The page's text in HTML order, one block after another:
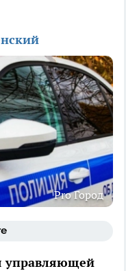
Pro Город
управляющей